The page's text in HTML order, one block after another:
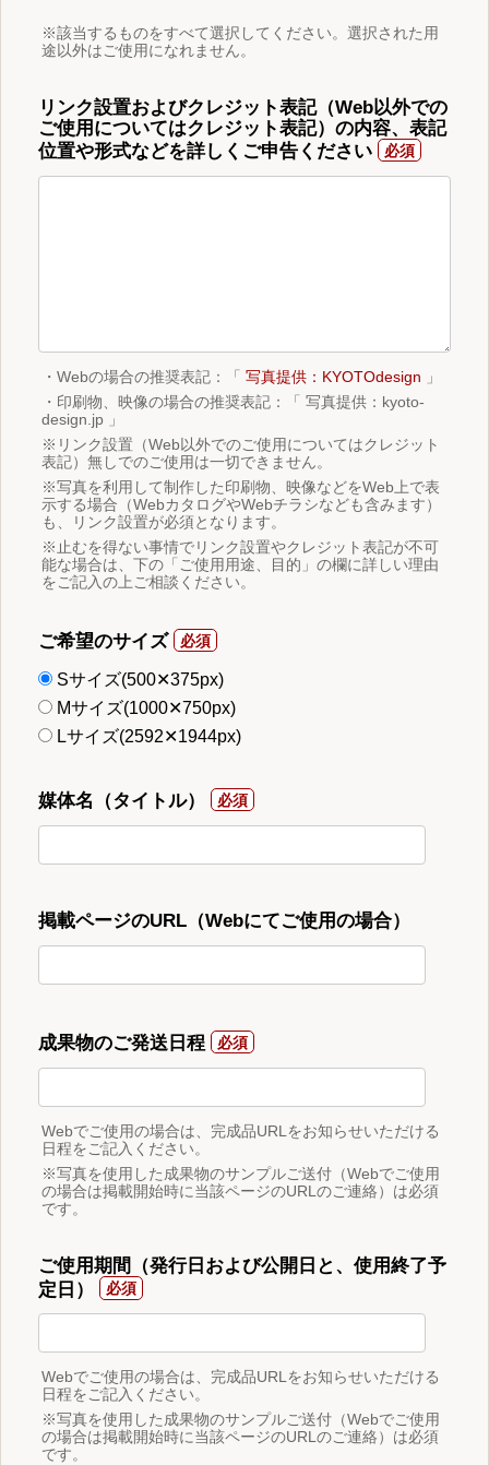
※該当するものをすべて選択してください。選択された用
途以外はご使用になれません。
リンク設置およびクレジット表記（Web以外での
ご使用についてはクレジット表記）の内容、表記
位置や形式などを詳しくご申告ください
・Webの場合の推奨表記：「 写真提供：KYOTOdesign 」
・印刷物、映像の場合の推奨表記：「 写真提供：kyoto-
design.jp 」
※リンク設置（Web以外でのご使用についてはクレジット
表記）無しでのご使用は一切できません。
※写真を利用して制作した印刷物、映像などをWeb上で表
示する場合（WebカタログやWebチラシなども含みます）
も、リンク設置が必須となります。
※止むを得ない事情でリンク設置やクレジット表記が不可
能な場合は、下の「ご使用用途、目的」の欄に詳しい理由
をご記入の上ご相談ください。
ご希望のサイズ
Sサイズ(500✕375px)
Mサイズ(1000✕750px)
Lサイズ(2592✕1944px)
媒体名（タイトル）
掲載ページのURL（Webにてご使用の場合）
成果物のご発送日程
Webでご使用の場合は、完成品URLをお知らせいただける
日程をご記入ください。
※写真を使用した成果物のサンプルご送付（Webでご使用
の場合は掲載開始時に当該ページのURLのご連絡）は必須
です。
ご使用期間（発行日および公開日と、使用終了予
定日）
Webでご使用の場合は、完成品URLをお知らせいただける
日程をご記入ください。
※写真を使用した成果物のサンプルご送付（Webでご使用
の場合は掲載開始時に当該ページのURLのご連絡）は必須
です。